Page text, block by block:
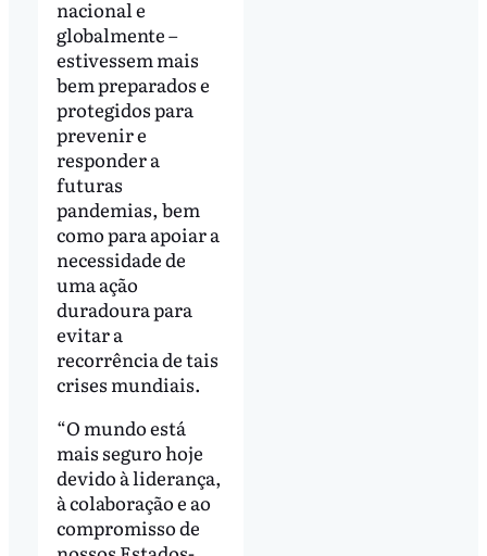
nacional e
globalmente –
estivessem mais
bem preparados e
protegidos para
prevenir e
responder a
futuras
pandemias, bem
como para apoiar a
necessidade de
uma ação
duradoura para
evitar a
recorrência de tais
crises mundiais.
“O mundo está
mais seguro hoje
devido à liderança,
à colaboração e ao
compromisso de